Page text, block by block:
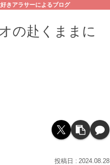
きアラサーによるブログ
の赴くままに
2024.08.28